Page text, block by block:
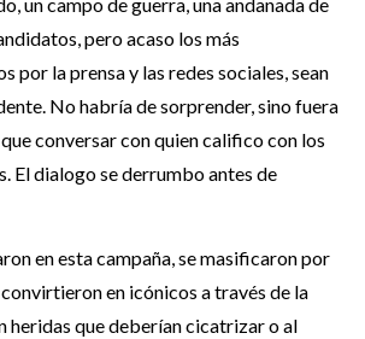
pero acaso los más
por la prensa y las redes sociales, sean
No habría de sorprender, sino fuera
conversar con quien califico con los
El dialogo se derrumbo antes de
en esta campaña, se masificaron por
en icónicos a través de la
heridas que deberían cicatrizar o al